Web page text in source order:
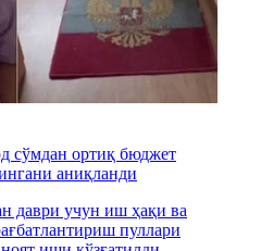
сўмдан ортиқ бюджет
аниқланди
даври учун иш ҳақи ва
пуллари